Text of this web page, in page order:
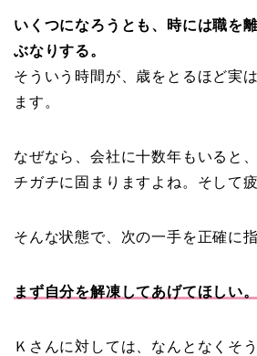
いくつになろうとも、時には職を
ぶなりする。
そういう時間が、歳をとるほど実
ます。
なぜなら、会社に十数年もいると
チガチに固まりますよね。そして疲
そんな状態で、次の一手を正確に
まず自分を解凍してあげてほしい。
Ｋさんに対しては、なんとなくそ